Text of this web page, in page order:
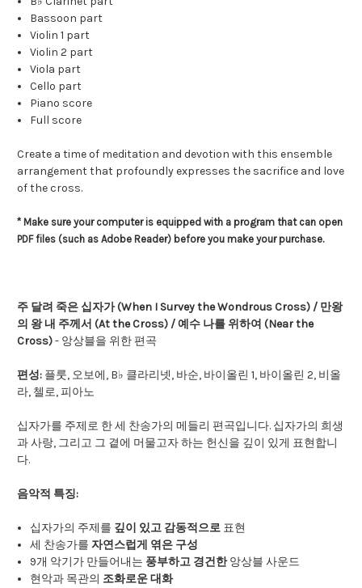
Bassoon part
Violin 1 part
Violin 2 part
Viola part
Cello part
Piano score
Full score
Create a time of meditation and devotion with this ensemble
arrangement that profoundly expresses the sacrifice and love
of the cross.
* Make sure your computer is equipped with a program that can open
PDF files (such as Adobe Reader) before you make your purchase.
주 달려 죽은 십자가 (When I Survey the Wondrous Cross) / 만왕
의 왕 내 주께서 (At the Cross) / 예수 나를 위하여 (Near the
Cross)- 앙상블을 위한 편곡
편성: 플룻, 오보에, B♭ 클라리넷, 바순, 바이올린 1, 바이올린 2, 비올
라, 첼로, 피아노
십자가를 주제로 한 세 찬송가의 메들리 편곡입니다. 십자가의 희생
과 사랑, 그리고 그 곁에 머물고자 하는 헌신을 깊이 있게 표현합니
다.
음악적 특징:
십자가의 주제를 깊이 있고 감동적으로 표현
세 찬송가를자연스럽게 엮은 구성
9개 악기가 만들어내는 풍부하고 경건한앙상블 사운드
현악과 목관의 조화로운 대화